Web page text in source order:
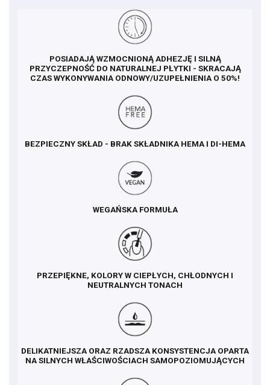
POSIADAJĄ WZMOCNIONĄ ADHEZJĘ I SILNĄ
PRZYCZEPNOŚĆ DO NATURALNEJ PŁYTKI - SKRACAJĄ
CZAS WYKONYWANIA ODNOWY/UZUPEŁNIENIA O 50%!
BEZPIECZNY SKŁAD - BRAK SKŁADNIKA HEMA I DI-HEMA
WEGAŃSKA FORMUŁA
PRZEPIĘKNE, KOLORY W CIEPŁYCH, CHŁODNYCH I
NEUTRALNYCH TONACH
DELIKATNIEJSZA ORAZ RZADSZA KONSYSTENCJA OPARTA
NA SILNYCH WŁAŚCIWOŚCIACH SAMOPOZIOMUJĄCYCH